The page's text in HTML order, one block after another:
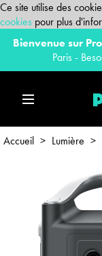
Ce site utilise des
cookies pour plus
Bienvenue sur
Paris -
Accueil > Lumière >